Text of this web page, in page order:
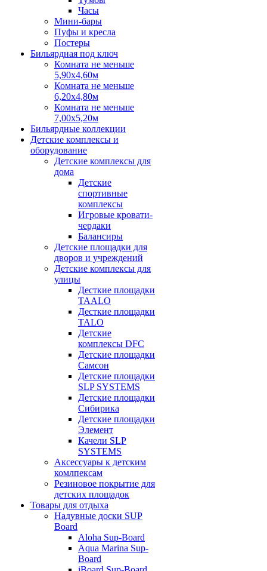
Часы
Мини-бары
Пуфы и кресла
Постеры
Бильярдная под ключ
Комната не меньше
5,90х4,60м
Комната не меньше
6,20х4,80м
Комната не меньше
7,00х5,20м
Бильярдные коллекции
Детские комплексы и
оборудование
Детские комплексы для
дома
Детские
спортивные
комплексы
Игровые кровати-
чердаки
Балансиры
Детские площадки для
дворов и учреждений
Детские комплексы для
улицы
Десткие площадки
TAALO
Десткие площадки
TALO
Детские
комплексы DFC
Детские площадки
Самсон
Детские площадки
SLP SYSTEMS
Детские площадки
Сибирика
Детские площадки
Элемент
Качели SLP
SYSTEMS
Аксессуары к детским
комлпексам
Резиновое покрытие для
детских площадок
Товары для отдыха
Надувные доски SUP
Board
Aloha Sup-Board
Aqua Marina Sup-
Board